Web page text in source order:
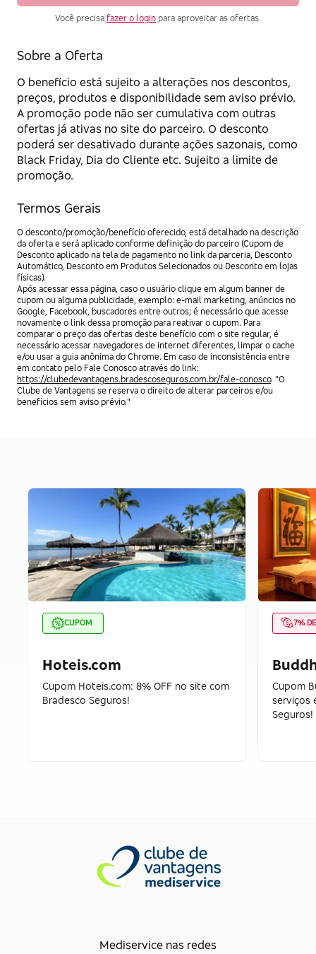
Você precisa fazer o login para aproveitar as ofertas.
Sobre a Oferta
O benefício está sujeito a alterações nos descontos,
preços, produtos e disponibilidade sem aviso prévio.
A promoção pode não ser cumulativa com outras
ofertas já ativas no site do parceiro. O desconto
poderá ser desativado durante ações sazonais, como
Black Friday, Dia do Cliente etc. Sujeito a limite de
promoção.
Termos Gerais
O desconto/promoção/benefício oferecido, está detalhado na descrição
da oferta e será aplicado conforme definição do parceiro (Cupom de
Desconto aplicado na tela de pagamento no link da parceria, Desconto
Automático, Desconto em Produtos Selecionados ou Desconto em lojas
físicas).
Após acessar essa página, caso o usuário clique em algum banner de
cupom ou alguma publicidade, exemplo: e-mail marketing, anúncios no
Google, Facebook, buscadores entre outros; é necessário que acesse
novamente o link dessa promoção para reativar o cupom. Para
comparar o preço das ofertas deste benefício com o site regular, é
necessário acessar navegadores de internet diferentes, limpar o cache
e/ou usar a guia anônima do Chrome. Em caso de inconsistência entre
em contato pelo Fale Conosco através do link:
https://clubedevantagens.bradescoseguros.com.br/fale-conosco. “O
Clube de Vantagens se reserva o direito de alterar parceiros e/ou
benefícios sem aviso prévio."
CUPOM
Hoteis.com
Cupom Hoteis.com: 8% OFF no site com
Bradesco Seguros!
7%
Cupom
serviços
Seguros!
Mediservice nas redes